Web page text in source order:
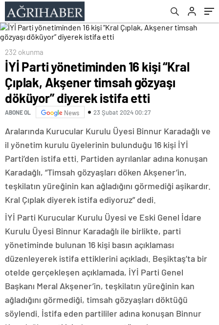
istifa etti
232 okunma
İYİ Parti yönetiminden 16 kişi “Kral
Çıplak, Akşener timsah gözyaşı
döküyor” diyerek istifa etti
ABONE OL News 23 Şubat 2024 00:27
Aralarında Kurucular Kurulu Üyesi Binnur Karadağlı ve
il yönetim kurulu üyelerinin bulunduğu 16 kişi İYİ
Parti’den istifa etti. Partiden ayrılanlar adına konuşan
Karadağlı, “Timsah gözyaşları döken Akşener’in,
teşkilatın yüreğinin kan ağladığını görmediği aşikardır.
Kral Çıplak diyerek istifa ediyoruz” dedi.
İYİ Parti Kurucular Kurulu Üyesi ve Eski Genel İdare
Kurulu Üyesi Binnur Karadağlı ile birlikte, parti
yönetiminde bulunan 16 kişi basın açıklaması
düzenleyerek istifa ettiklerini açıkladı. Beşiktaş’ta bir
otelde gerçekleşen açıklamada, İYİ Parti Genel
Başkanı Meral Akşener’in, teşkilatın yüreğinin kan
ağladığını görmediği, timsah gözyaşları döktüğü
söylendi. İstifa eden partililer adına konuşan Binnur